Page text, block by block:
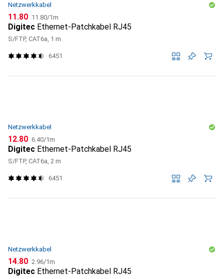
Netzwerkkabel
CHF
11.80 CHF
11.80/1m
Digitec Ethernet-Patchkabel RJ45
S/FTP, CAT6a, 1 m
6451
Netzwerkkabel
CHF
12.80 CHF
6.40/1m
Digitec Ethernet-Patchkabel RJ45
S/FTP, CAT6a, 2 m
6451
Netzwerkkabel
CHF
14.80 CHF
2.96/1m
Digitec Ethernet-Patchkabel RJ45